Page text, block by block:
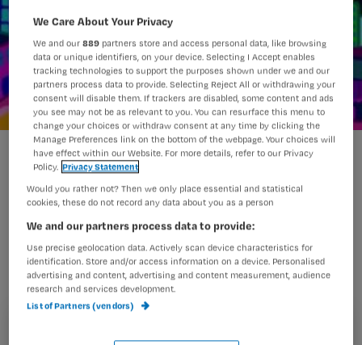
Grootse staking Franse verpleegkundigen
Vijftig procent van het verpleegkundig
en medisch personeel in Parijs is in
staking. Ook in de rest van Frankrijk
wordt her en der het werk neergelegd.
We Care About Your Privacy
We and our889 partners store and access personal data, like browsing
data or unique identifiers, on your device. Selecting I Accept enables
tracking technologies to support the purposes shown under we and our
partners process data to provide. Selecting Reject All or withdrawing your
consent will disable them. If trackers are disabled, some content and ads
you see may not be as relevant to you. You can resurface this menu to
change your choices or withdraw consent at any time by clicking the
Manage Preferences link on the bottom of the webpage. Your choices will
have effect within our Website. For more details, refer to our Privacy
Policy. Privacy Statement
Would you rather not? Then we only place essential and statistical
cookies, these do not record any data about you as a person
We and our partners process data to provide:
Use precise geolocation data. Actively scan device characteristics for
identification. Store and/or access information on a device. Personalised
advertising and content, advertising and content measurement, audience
research and services development.
List of Partners (vendors)